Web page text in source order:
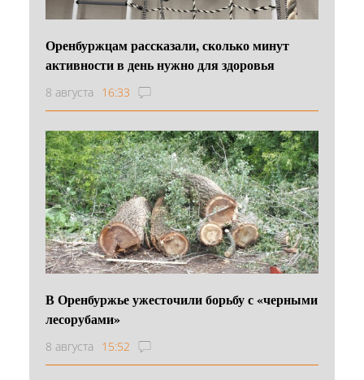
Оренбуржцам рассказали, сколько минут
активности в день нужно для здоровья
8 августа 16:33
В Оренбуржье ужесточили борьбу с «черными
лесорубами»
8 августа 15:52